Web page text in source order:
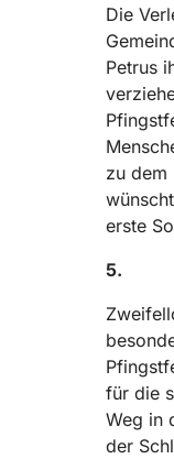
Die
Petrus
zu dem
erste
5.
für die
Weg in
der